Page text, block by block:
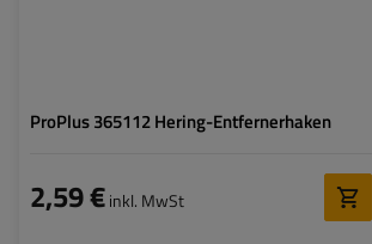
ProPlus 365112 Hering-Entfernerhaken
2,59 €inkl. MwSt